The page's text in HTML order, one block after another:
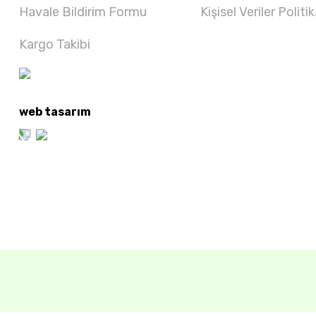
Havale Bildirim Formu
Kargo Takibi
Kişisel Veriler
web tasarım